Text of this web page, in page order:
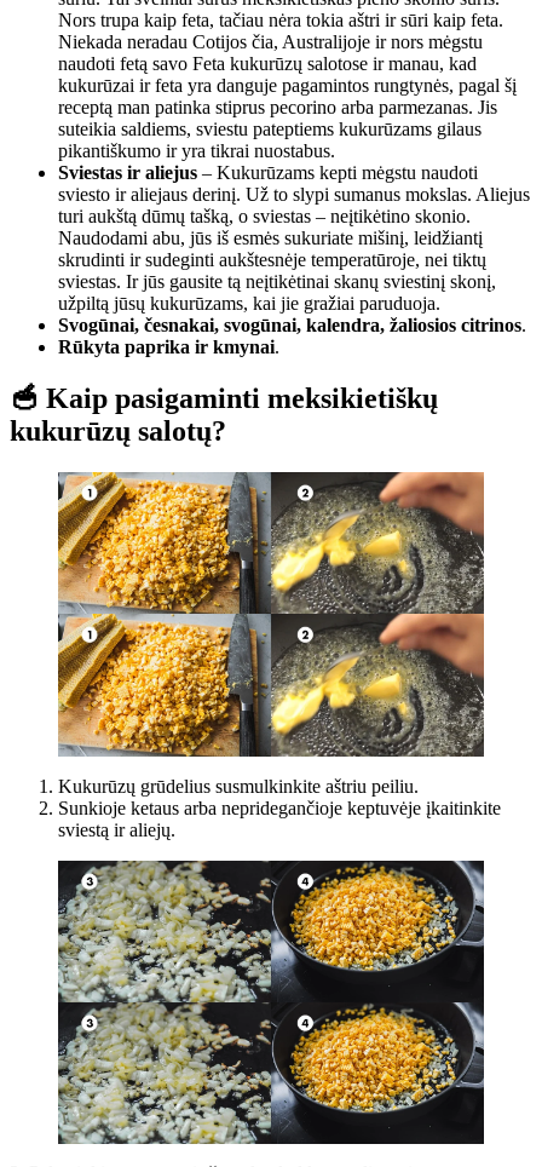
Nors trupa kaip feta, tačiau nėra tokia aštri ir sūri kaip feta.
Niekada neradau Cotijos čia, Australijoje ir nors mėgstu
naudoti fetą savo Feta kukurūzų salotose ir manau, kad
kukurūzai ir feta yra danguje pagamintos rungtynės, pagal šį
receptą man patinka stiprus pecorino arba parmezanas. Jis
suteikia saldiems, sviestu pateptiems kukurūzams gilaus
pikantiškumo ir yra tikrai nuostabus.
Sviestas ir aliejus – Kukurūzams kepti mėgstu naudoti
sviesto ir aliejaus derinį. Už to slypi sumanus mokslas. Aliejus
turi aukštą dūmų tašką, o sviestas – neįtikėtino skonio.
Naudodami abu, jūs iš esmės sukuriate mišinį, leidžiantį
skrudinti ir sudeginti aukštesnėje temperatūroje, nei tiktų
sviestas. Ir jūs gausite tą neįtikėtinai skanų sviestinį skonį,
užpiltą jūsų kukurūzams, kai jie gražiai paruduoja.
Svogūnai, česnakai, svogūnai, kalendra, žaliosios citrinos.
Rūkyta paprika ir kmynai.
🥣 Kaip pasigaminti meksikietiškų
kukurūzų salotų?
Kukurūzų grūdelius susmulkinkite aštriu peiliu.
Sunkioje ketaus arba nepridegančioje keptuvėje įkaitinkite
sviestą ir aliejų.